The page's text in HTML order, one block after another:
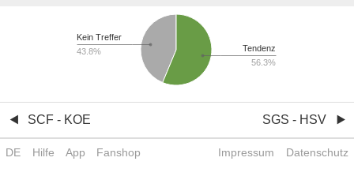
Tendenz
56.3%
Kein Treffer
43.8%
SCF - KOE SGS - HSV
DE Hilfe App Fanshop Impressum Datenschutz